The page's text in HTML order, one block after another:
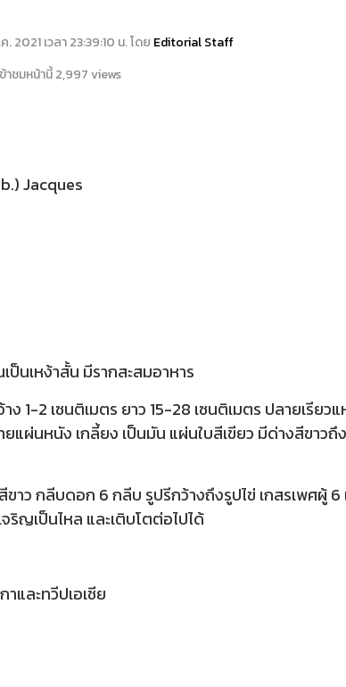
2021 เวลา 23:39:10 น. โดย Editorial Staff
าชมหน้านี้ 2,997 views
Jacques
นเหง้าสั้น มีรากสะสมอาหาร
1-2 เซนติเมตร ยาว 15-28 เซนติเมตร ปลายเรียว
แผ่นหนัง เกลี้ยง เป็นมัน แผ่นใบสีเขียว มีด่างสีขาวถึ
ว กลีบดอก 6 กลีบ รูปรีกว้างถึงรูปไข่ เกสรเพศผู้ 6
ริญเป็นไหล และเติบโตต่อไปได้
และทวีปเอเชีย